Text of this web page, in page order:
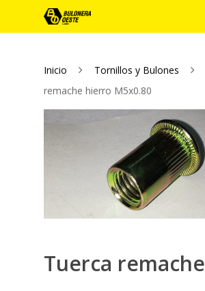
Hit enter to search or ESC to close
Inicio Tornillos y Bulones
remache hierro M5x0.80
Tuerca remache